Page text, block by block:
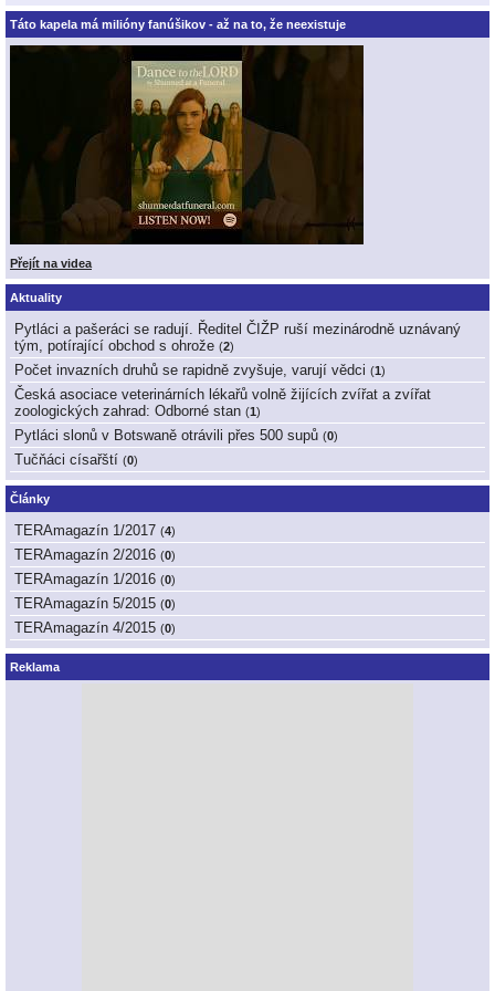
Táto kapela má milióny fanúšikov - až na to, že neexistuje
Přejít na videa
Aktuality
Pytláci a pašeráci se radují. Ředitel ČIŽP ruší mezinárodně uznávaný
tým, potírající obchod s ohrože (2)
Počet invazních druhů se rapidně zvyšuje, varují vědci (1 )
Česká asociace veterinárních lékařů volně žijících zvířat a zvířat
zoologických zahrad: Odborné stan (1 )
Pytláci slonů v Botswaně otrávili přes 500 supů (0)
Tučňáci císařští (0)
Články
TERAmagazín 1/2017 (4)
TERAmagazín 2/2016 (0)
TERAmagazín 1/2016 (0)
TERAmagazín 5/2015 (0)
TERAmagazín 4/2015 (0)
Reklama